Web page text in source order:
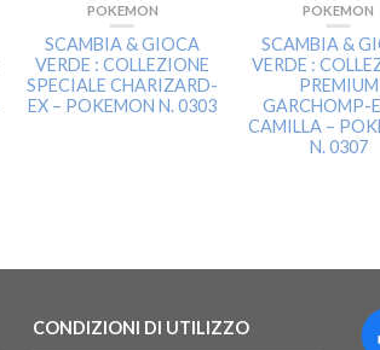
POKEMON
SCAMBIA & GIOCA
VERDE : COLLEZIONE
SPECIALE CHARIZARD-
EX – POKEMON N. 0303
POKEMON
SCAMBIA &
VERDE :
PREMIUM
GARCHOMP-
CAMILLA –
N. 0307
CONDIZIONI DI UTILIZZO